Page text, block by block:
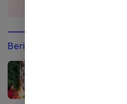
Berita Olahraga
Kapolri Jadi